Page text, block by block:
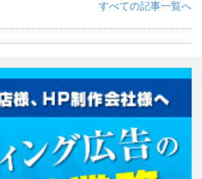
すべての記事一覧へ